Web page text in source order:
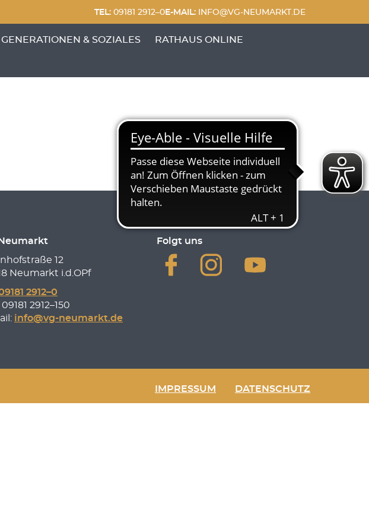
TEL:09181 2912–0E-MAIL:INFO@VG-NEUMARKT.DE
GENERATIONEN & SOZIALES RATHAUS ONLINE
12
Neumarkt i.d.OPf
2912–0
09181 2912–150
info@vg-neumarkt.de
Folgt uns
IMPRESSUM DATENSCHUTZ